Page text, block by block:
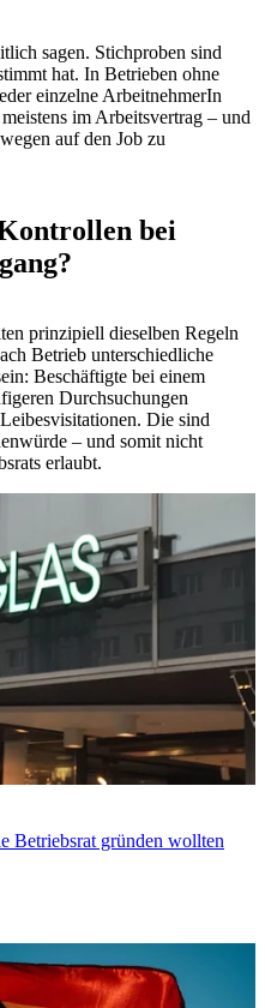
sagen. Stichproben sind
hat. In Betrieben ohne
einzelne ArbeitnehmerIn
im Arbeitsvertrag – und
auf den Job zu
bei
prinzipiell dieselben Regeln
Betrieb unterschiedliche
Beschäftigte bei einem
Durchsuchungen
Die sind
– und somit nicht
erlaubt.
Betriebsrat gründen wollten